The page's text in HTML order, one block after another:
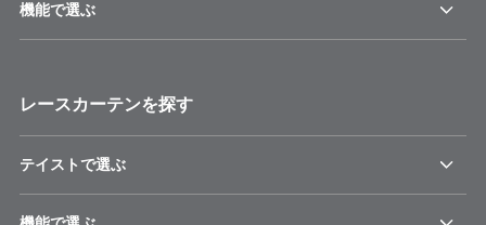
機能で選ぶ
レースカーテンを探す
テイストで選ぶ